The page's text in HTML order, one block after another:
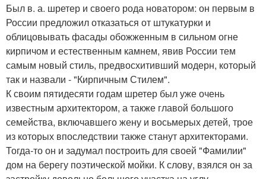
Был в. а. шретер и своего рода новатором: он первым в
России предложил отказаться от штукатурки и
облицовывать фасады обожженным в сильном огне
кирпичом и естественным камнем, явив России тем
самым новый стиль, предвосхитивший модерн, который
так и назвали - "Кирпичным Стилем".
К своим пятидесяти годам шретер был уже очень
известным архитектором, а также главой большого
семейства, включавшего жену и восьмерых детей, трое
из которых впоследствии также станут архитекторами.
Тогда-то он и задумал построить для своей "Фамилии"
дом на берегу поэтической мойки. К слову, взялся он за